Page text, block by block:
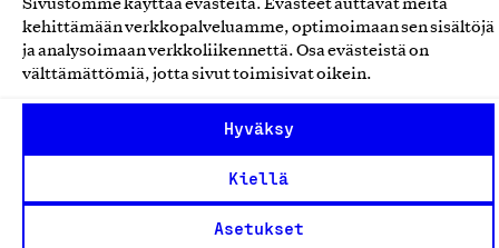
Sivustomme käyttää evästeitä. Evästeet auttavat meitä
kehittämään verkkopalveluamme, optimoimaan sen sisältöjä
ja analysoimaan verkkoliikennettä. Osa evästeistä on
välttämättömiä, jotta sivut toimisivat oikein.
Hyväksy
Kiellä
Asetukset
Olemme jäsentemme omistama puolueeton,
pienistä pajoista ja yhteisöistä kansainvälisiin